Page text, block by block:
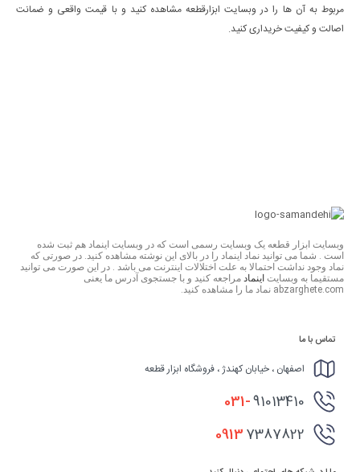
مربوط به آن ها را در وبسایت ابزارقطعه مشاهده کنید و با قیمت واقعی و ضمانت
اصالت و کیفیت خریداری کنید.
وبسایت ابزار قطعه یک وبسایت رسمی است که در وبسایت اینماد هم ثبت شده
است . شما می توانید نماد اینماد را در بالای این نوشته مشاهده کنید. در صورتی که
نماد وجود نداشت احتمالا به علت اختلالات اینترنت می باشد . در این صورت می توانید
مستقیما به وبسایت اینماد مراجعه کنید و با جستجوی آدرس ما یعنی
abzarghete.com نماد ما را مشاهده کنید.
تماس با ما
اصفهان ، خیابان کهندژ ، فروشگاه ابزار قطعه
031-91013410
09137387822